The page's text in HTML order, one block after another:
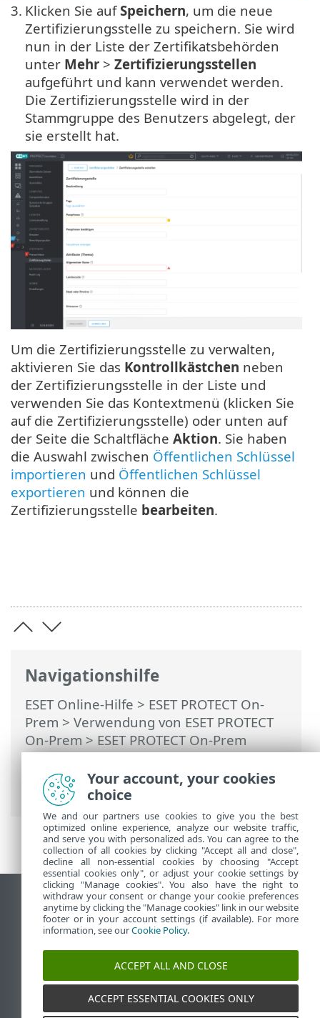
Navigationshilfe
ESET Online-Hilfe > ESET PROTECT On-
Prem > Verwendung von ESET PROTECT
On-Prem>ESET PROTECT On-Prem
Hauptmenü>Mehr>Zertifikate>
Zertifizierungsstelle> Neue
Zertifizierungsstelle erstellen
3. Klicken Sie aufSpeichern, um die neue
Zertifizierungsstelle zu speichern. Sie wird
nun in der Liste der Zertifikatsbehörden
unter Mehr > Zertifizierungsstellen
aufgeführt und kann verwendet werden.
Die Zertifizierungsstelle wird in der
Stammgruppe des Benutzers abgelegt, der
sie erstellt hat.
Um die Zertifizierungsstelle zu verwalten,
aktivieren Sie das Kontrollkästchen neben
der Zertifizierungsstelle in der Liste und
verwenden Sie das Kontextmenü (klicken Sie
auf die Zertifizierungsstelle) oder unten auf
der Seite die Schaltfläche Aktion. Sie haben
die Auswahl zwischen Öffentlichen Schlüssel
importieren und Öffentlichen Schlüssel
exportieren und können die
Zertifizierungsstelle bearbeiten.
Desktop-Site anzeigen
End of Life
ESET Knowledgebase
ESET-Forum
ESET Status Portal
Regionaler Support
Your account, your cookies
choice
We and our partners use cookies to give you the best
optimized online experience, analyze our website traffic,
and serve you with personalized ads. You can agree to the
collection of all cookies by clicking "Accept all and close",
decline all non-essential cookies by choosing "Accept
essential cookies only", or adjust your cookie settings by
clicking "Manage cookies". You also have the right to
withdraw your consent or change your cookie preferences
anytime by clicking the "Manage cookies" link in our website
footer or in your account settings (if available). For more
information, see ourCookie Policy.
ACCEPT ALL AND CLOSE
ACCEPT ESSENTIAL COOKIES ONLY